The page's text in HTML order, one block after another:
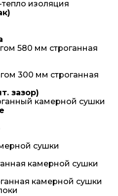
изоляция
580 мм строганная
300 мм строганная
зазор)
камерной сушки
сушки
камерной сушки
камерной сушки